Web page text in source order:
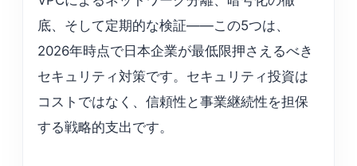
底、そして定期的な検証——この5つは、
2026年時点で日本企業が最低限押さえるべき
セキュリティ対策です。セキュリティ投資は
コストではなく、信頼性と事業継続性を担保
する戦略的支出です。